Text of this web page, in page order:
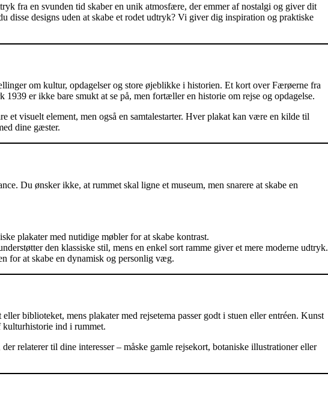
fra en svunden tid skaber en unik atmosfære, der emmer af nostalgi og giver dit
disse designs uden at skabe et rodet udtryk? Vi giver dig inspiration og praktiske
om kultur, opdagelser og store øjeblikke i historien. Et kort over Færøerne fra
er ikke bare smukt at se på, men fortæller en historie om rejse og opdagelse.
et visuelt element, men også en samtalestarter. Hver plakat kan være en kilde til
dine gæster.
Du ønsker ikke, at rummet skal ligne et museum, men snarere at skabe en
plakater med nutidige møbler for at skabe kontrast.
den klassiske stil, mens en enkel sort ramme giver et mere moderne udtryk.
for at skabe en dynamisk og personlig væg.
biblioteket, mens plakater med rejsetema passer godt i stuen eller entréen. Kunst
kulturhistorie ind i rummet.
relaterer til dine interesser – måske gamle rejsekort, botaniske illustrationer eller